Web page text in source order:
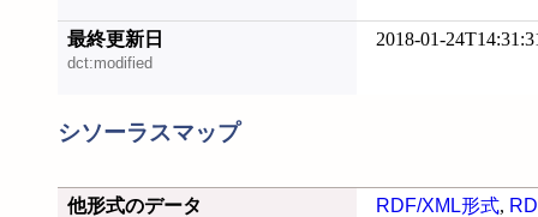
最終更新日
dct:modified
2018-01-
シソーラスマップ
他形式のデータ RDF/XML形式,